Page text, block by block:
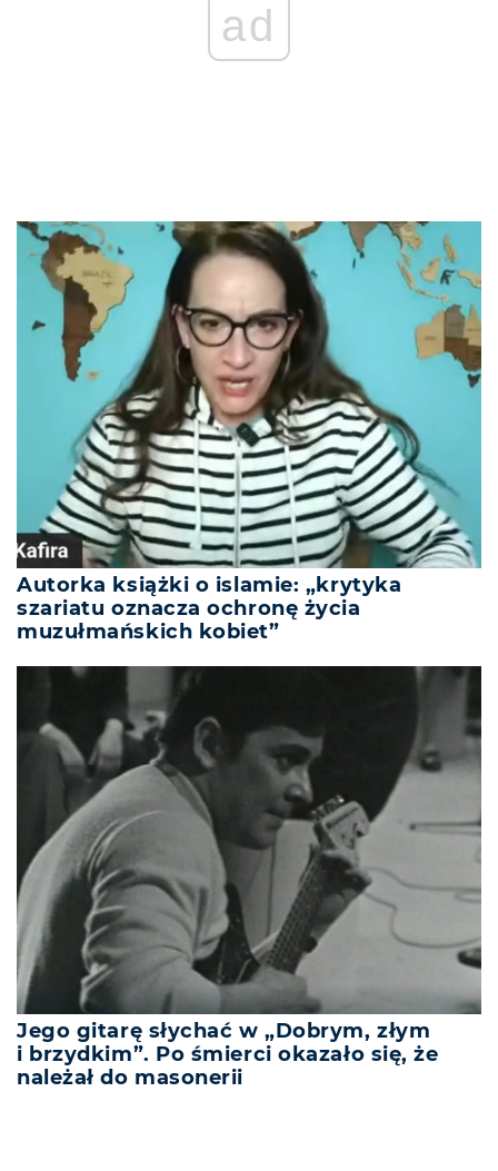
ad
Autorka książki o islamie: „krytyka
szariatu oznacza ochronę życia
muzułmańskich kobiet”
Jego gitarę słychać w „Dobrym, złym
i brzydkim”. Po śmierci okazało się, że
należał do masonerii